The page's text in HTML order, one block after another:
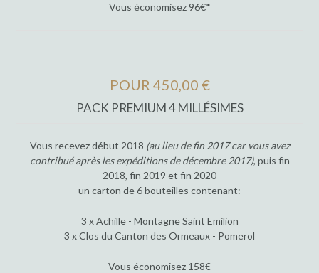
Vous économisez 96€*
POUR 450,00 €
PACK PREMIUM 4 MILLÉSIMES
Vous recevez début 2018 (au lieu de fin 2017 car vous avez
contribué après les expéditions de décembre 2017), puis fin
2018, fin 2019 et fin 2020
un carton de 6 bouteilles contenant:
3 x Achille - Montagne Saint Emilion
3 x Clos du Canton des Ormeaux - Pomerol
Vous économisez 158€